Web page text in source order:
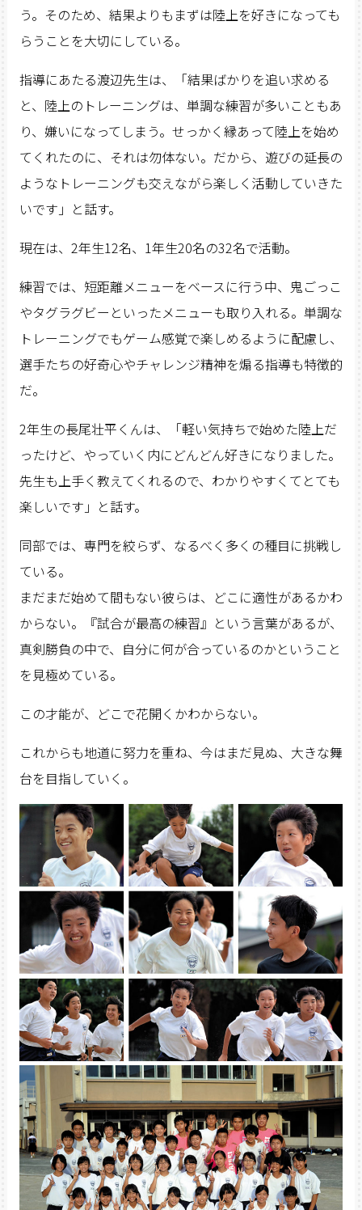
う。そのため、結果よりもまずは陸上を好きになっても
らうことを大切にしている。
指導にあたる渡辺先生は、「結果ばかりを追い求める
と、陸上のトレーニングは、単調な練習が多いこともあ
り、嫌いになってしまう。せっかく縁あって陸上を始め
てくれたのに、それは勿体ない。だから、遊びの延長の
ようなトレーニングも交えながら楽しく活動していきた
いです」と話す。
現在は、2年生12名、1年生20名の32名で活動。
練習では、短距離メニューをベースに行う中、鬼ごっこ
やタグラグビーといったメニューも取り入れる。単調な
トレーニングでもゲーム感覚で楽しめるように配慮し、
選手たちの好奇心やチャレンジ精神を煽る指導も特徴的
だ。
2年生の長尾壮平くんは、「軽い気持ちで始めた陸上だ
ったけど、やっていく内にどんどん好きになりました。
先生も上手く教えてくれるので、わかりやすくてとても
楽しいです」と話す。
同部では、専門を絞らず、なるべく多くの種目に挑戦し
ている。
まだまだ始めて間もない彼らは、どこに適性があるかわ
からない。『試合が最高の練習』という言葉があるが、
真剣勝負の中で、自分に何が合っているのかということ
を見極めている。
この才能が、どこで花開くかわからない。
これからも地道に努力を重ね、今はまだ見ぬ、大きな舞
台を目指していく。